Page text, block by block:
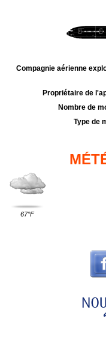
Compagnie aérienne
Propriétaire de
Nombre de
Type de
67°F